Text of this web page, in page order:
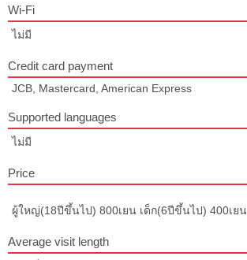
Wi-Fi
ไม่มี
Credit card payment
JCB, Mastercard, American Express
Supported languages
ไม่มี
Price
ผู้ใหญ่(18ปีขึ้นไป) 800เยน เด็ก(6ปีขึ้นไป) 400เยน
Average visit length